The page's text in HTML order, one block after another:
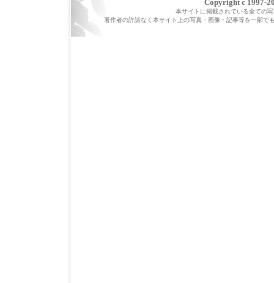
Copyright c 1997-
本サイトに掲載されている全ての
著作者の許諾なく本サイト上の写真・画像・記事等を一部で